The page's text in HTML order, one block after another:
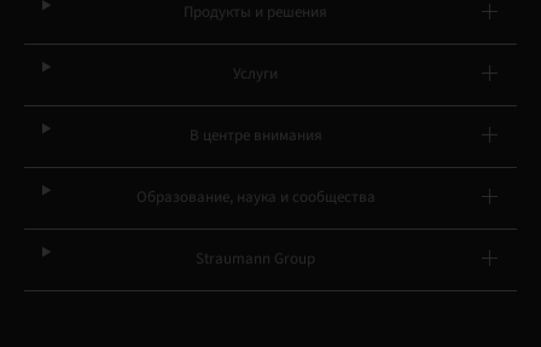
Продукты и решения
Услуги
В центре внимания
Образование, наука и сообщества
Straumann Group